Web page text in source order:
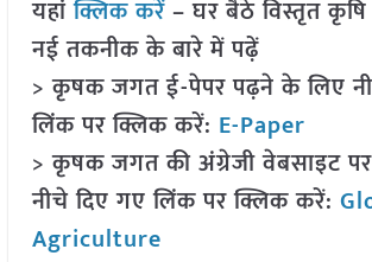
यहांक्लिक करें– घर बैठे विस्तृत कृषि
नई तकनीक के बारे में पढ़ें
> कृषक जगत ई-पेपर पढ़ने के लिए
लिंक पर क्लिक करें: E-Paper
> कृषक जगत की अंग्रेजी वेबसाइट
नीचे दिए गए लिंक पर क्लिक करें:
Agriculture